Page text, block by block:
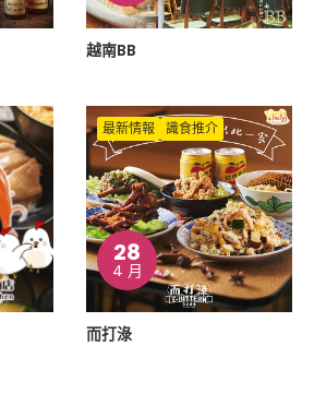
越南BB
28
4 月
最新情報 識食推介
而打淥